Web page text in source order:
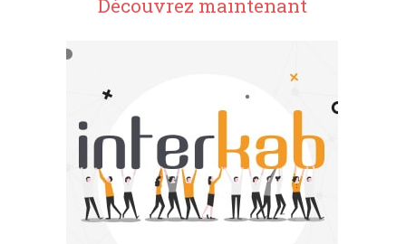
Découvrez maintenant